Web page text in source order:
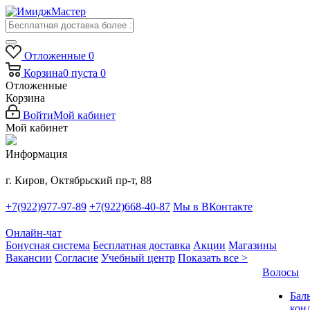
Отложенные 0
Корзина0 пуста 0
Отложенные
Корзина
ВойтиМой кабинет
Мой кабинет
Информация
г. Киров, Октябрьский пр-т, 88
+7(922)977-97-89 +7(922)668-40-87 Мы в ВКонтакте
Онлайн-чат
Бонусная система Бесплатная доставка Акции Магазины
Вакансии Согласие Учебный центр Показать все >
Волосы